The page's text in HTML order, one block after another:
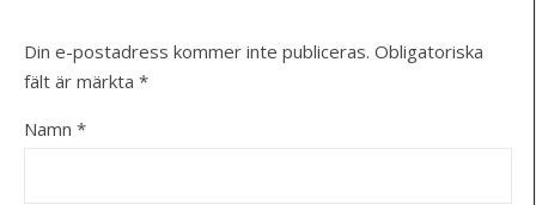
Din e-postadress kommer inte publiceras. Obligatoriska
fält är märkta *
Namn *